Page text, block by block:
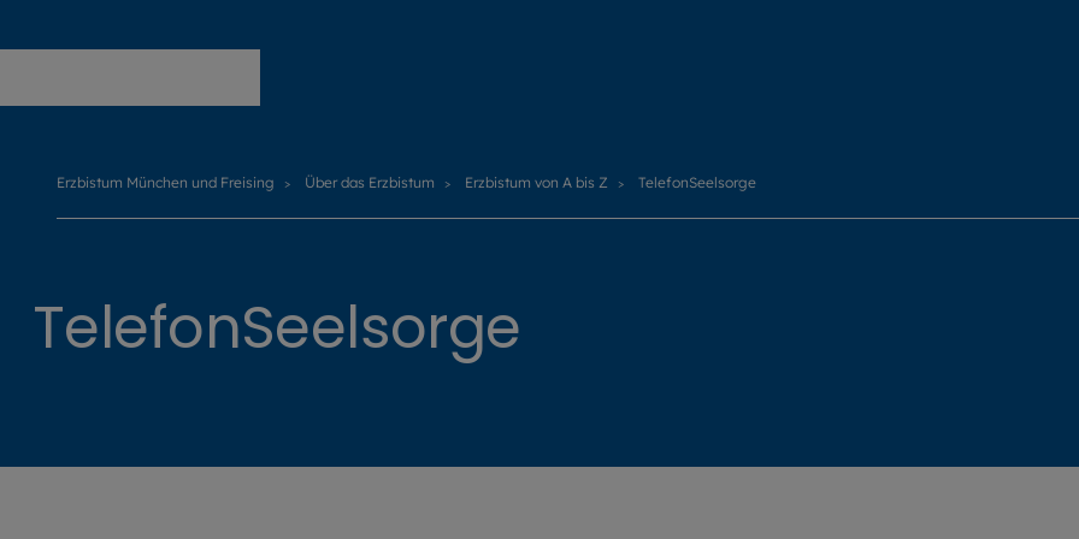
Erzbistum München und Freising Über das Erzbistum Erzbistum von A bis Z TelefonSeelsorge
TelefonSeelsorge